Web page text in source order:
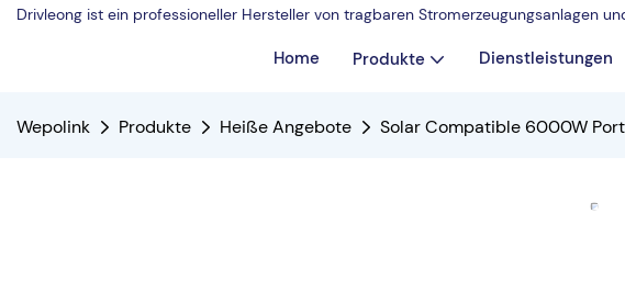
Drivleong ist ein professioneller Hersteller von tragbaren Stromerzeugungsanlagen
Home Produkte Dienstleistungen
Wepolink Produkte Heiße Angebote Solar Compatible 6000W